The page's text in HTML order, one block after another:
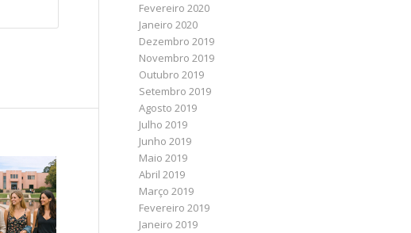
Fevereiro 2020
Janeiro 2020
Dezembro 2019
Novembro 2019
Outubro 2019
Setembro 2019
Agosto 2019
Julho 2019
Junho 2019
Maio 2019
Abril 2019
Março 2019
Fevereiro 2019
Janeiro 2019